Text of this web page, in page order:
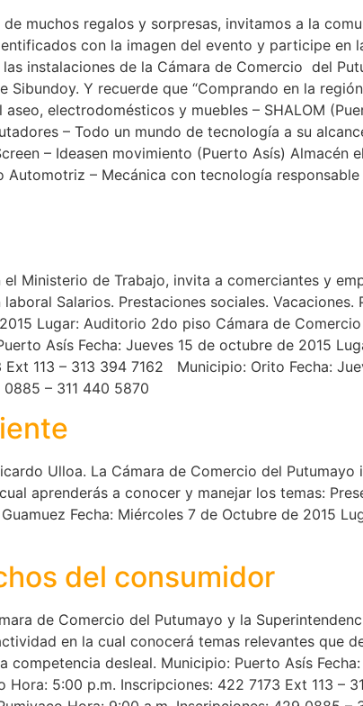
muchos regalos y sorpresas, invitamos a la
con la imagen del evento y participe en
instalaciones de la Cámara de Comercio del
Y recuerde que “Comprando en la
electrodomésticos y muebles – SHALOM
– Todo un mundo de tecnología a su
– Ideasen movimiento (Puerto Asís) Almacén
– Mecánica con tecnología
Ministerio de Trabajo, invita a comerciantes y
Salarios. Prestaciones sociales.
Lugar: Auditorio 2do piso Cámara de
Asís Fecha: Jueves 15 de octubre de 2015
113 – 313 394 7162 Municipio: Orito Fecha:
– 311 440 5870
Ulloa. La Cámara de Comercio del
aprenderás a conocer y manejar los temas:
Fecha: Miércoles 7 de Octubre de 2015
del consumidor
de Comercio del Putumayo y la
en la cual conocerá temas relevantes que
desleal. Municipio: Puerto Asís
5:00 p.m. Inscripciones: 422 7173 Ext 113 –